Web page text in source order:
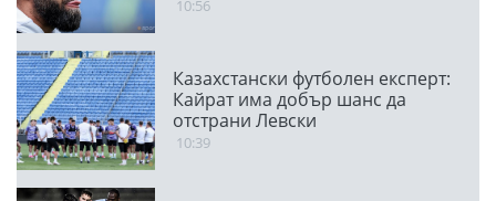
10:56
Казахстански футболен експерт:
Кайрат има добър шанс да
отстрани Левски
10:39